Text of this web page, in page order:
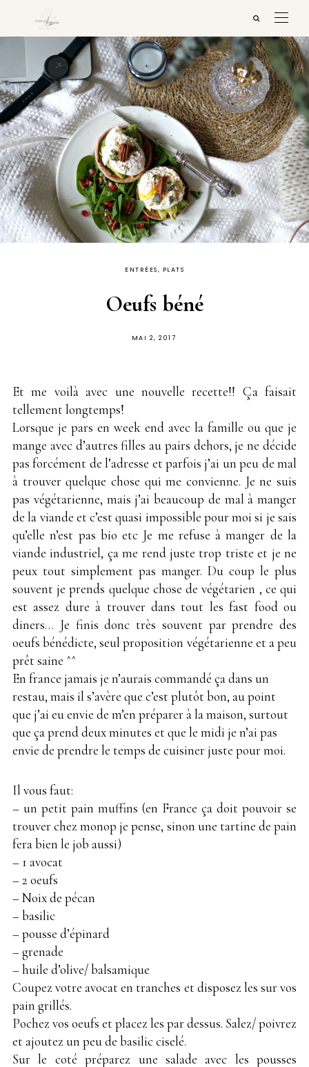
ENTRÉES, PLATS
Oeufs béné
PUBLIÉ
MAI 2, 2017
Et me voilà avec une nouvelle recette!! Ça faisait
tellement longtemps!
Lorsque je pars en week end avec la famille ou que je
mange avec d’autres filles au pairs dehors, je ne décide
pas forcément de l’adresse et parfois j’ai un peu de mal
à trouver quelque chose qui me convienne. Je ne suis
pas végétarienne, mais j’ai beaucoup de mal à manger
de la viande et c’est quasi impossible pour moi si je sais
qu’elle n’est pas bio etc Je me refuse à manger de la
viande industriel, ça me rend juste trop triste et je ne
peux tout simplement pas manger. Du coup le plus
souvent je prends quelque chose de végétarien , ce qui
est assez dure à trouver dans tout les fast food ou
diners… Je finis donc très souvent par prendre des
oeufs bénédicte, seul proposition végétarienne et a peu
prêt saine ^^
En france jamais je n’aurais commandé ça dans un
restau, mais il s’avère que c’est plutôt bon, au point
que j’ai eu envie de m’en préparer à la maison, surtout
que ça prend deux minutes et que le midi je n’ai pas
envie de prendre le temps de cuisiner juste pour moi.
Il vous faut:
– un petit pain muffins (en France ça doit pouvoir se
trouver chez monop je pense, sinon une tartine de pain
fera bien le job aussi)
– 1 avocat
– 2 oeufs
– Noix de pécan
– basilic
– pousse d’épinard
– grenade
– huile d’olive/ balsamique
Coupez votre avocat en tranches et disposez les sur vos
pain grillés.
Pochez vos oeufs et placez les par dessus. Salez/ poivrez
et ajoutez un peu de basilic ciselé.
Sur le coté préparez une salade avec les pousses